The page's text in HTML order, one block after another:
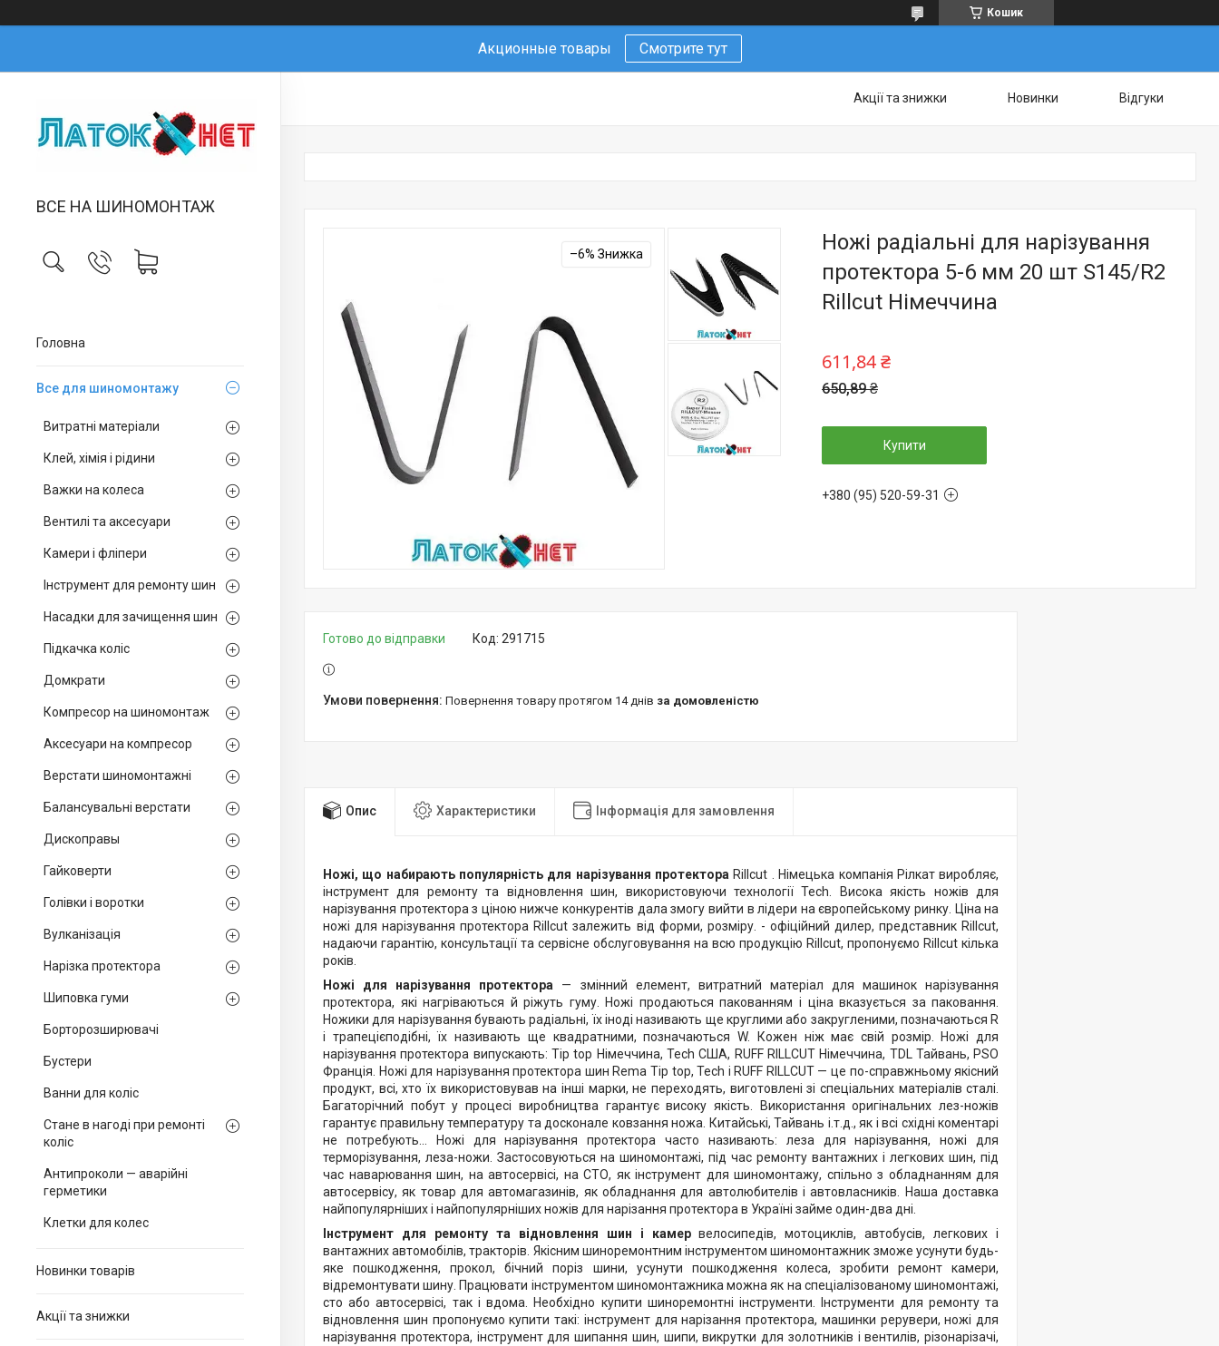
Кошик
Акционные товары Смотрите тут
ВСЕ НА ШИНОМОНТАЖ
Головна
Все для шиномонтажу
Витратні матеріали
Клей, хімія і рідини
Важки на колеса
Вентилі та аксесуари
Камери і фліпери
Інструмент для ремонту шин
Насадки для зачищення шин
Підкачка коліс
Домкрати
Компресор на шиномонтаж
Аксесуари на компресор
Верстати шиномонтажні
Балансувальні верстати
Дископравы
Гайковерти
Голівки і воротки
Вулканізація
Нарізка протектора
Шиповка гуми
Борторозширювачі
Бустери
Ванни для коліс
Стане в нагоді при ремонті
коліс
Антипроколи — аварійні
герметики
Клетки для колес
Новинки товарів
Акції та знижки
Акції та знижки Новинки Відгуки
–6%
Ножі радіальні для нарізування
протектора 5-6 мм 20 шт S145/R2
Rillcut Німеччина
650,89 ₴
611,84 ₴
Купити
+380 (95) 520-59-31
Готово до відправки Код: 291715
повернення товару протягом 14 днів за домовленістю
Опис Характеристики Інформація для замовлення
Ножі, що набирають популярність для нарізування протектора Rillcut . Німецька компанія Рілкат виробляє,
інструмент для ремонту та відновлення шин, використовуючи технології Tech. Висока якість ножів для
нарізування протектора з ціною нижче конкурентів дала змогу вийти в лідери на європейському ринку. Ціна на
ножі для нарізування протектора Rillcut залежить від форми, розміру. - офіційний дилер, представник Rillcut,
надаючи гарантію, консультації та сервісне обслуговування на всю продукцію Rillcut, пропонуємо Rillcut кілька
років.
Ножі для нарізування протектора — змінний елемент, витратний матеріал для машинок нарізування
протектора, які нагріваються й ріжуть гуму. Ножі продаються пакованням і ціна вказується за паковання.
Ножики для нарізування бувають радіальні, їх іноді називають ще круглими або закругленими, позначаються R
і трапецієподібні, їх називають ще квадратними, позначаються W. Кожен ніж має свій розмір. Ножі для
нарізування протектора випускають: Tip top Німеччина, Tech США, RUFF RILLCUT Німеччина, TDL Тайвань, PSO
Франція. Ножі для нарізування протектора шин Rema Tip top, Tech і RUFF RILLCUT — це по-справжньому якісний
продукт, всі, хто їх використовував на інші марки, не переходять, виготовлені зі спеціальних матеріалів сталі.
Багаторічний побут у процесі виробництва гарантує високу якість. Використання оригінальних лез-ножів
гарантує правильну температуру та досконале ковзання ножа. Китайські, Тайвань і.т.д., як і всі східні коментарі
не потребують... Ножі для нарізування протектора часто називають: леза для нарізування, ножі для
терморізування, леза-ножи. Застосовуються на шиномонтажі, під час ремонту вантажних і легкових шин, під
час наварювання шин, на автосервісі, на СТО, як інструмент для шиномонтажу, спільно з обладнанням для
автосервісу, як товар для автомагазинів, як обладнання для автолюбителів і автовласників. Наша доставка
найпопулярніших і найпопулярніших ножів для нарізання протектора в Україні займе один-два дні.
Інструмент для ремонту та відновлення шин і камервелосипедів, мотоциклів, автобусів, легкових і
вантажних автомобілів, тракторів. Якісним шиноремонтним інструментом шиномонтажник зможе усунути будь-
яке пошкодження, прокол, бічний поріз шини, усунути пошкодження колеса, зробити ремонт камери,
відремонтувати шину. Працювати інструментом шиномонтажника можна як на спеціалізованому шиномонтажі,
сто або автосервісі, так і вдома. Необхідно купити шиноремонтні інструменти. Інструменти для ремонту та
відновлення шин пропонуємо купити такі: інструмент для нарізання протектора, машинки рерувери, ножі для
нарізування протектора, інструмент для шипання шин, шипи, викрутки для золотників і вентилів, різонарізачі,